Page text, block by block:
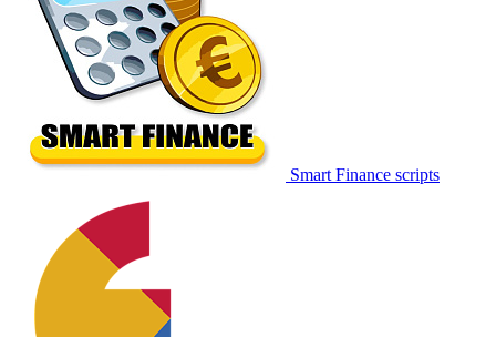
Smart Finance scripts